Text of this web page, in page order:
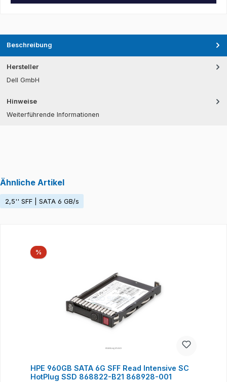
Beschreibung
Hersteller
Dell GmbH
Hinweise
Weiterführende Informationen
Ähnliche Artikel
2,5'' SFF | SATA 6 GB/s
%Rabatt
HPE 960GB SATA 6G SFF Read Intensive SC
HotPlug SSD 868822-B21 868928-001